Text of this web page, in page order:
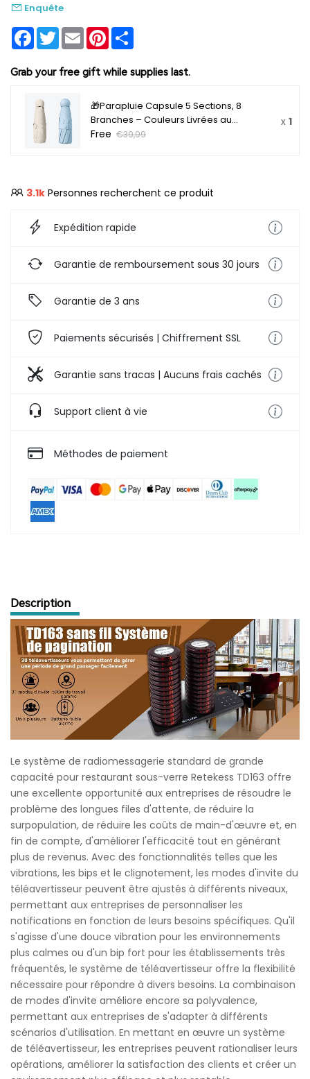
Enquête
Facebook
TwitterEmail Pinterest
Grab your free gift while supplies last.
🎁Parapluie Capsule 5 Sections, 8
Branches – Couleurs Livrées au
Hasard, 18ᵉ Anniversaire 【Cadeau
Free €39,99
x 1
3.1k Personnes recherchent ce produit
Expédition rapide
Garantie de remboursement sous 30 jours
Garantie de 3 ans
Paiements sécurisés | Chiffrement SSL
Garantie sans tracas | Aucuns frais cachés
Support client à vie
Méthodes de paiement
Description
Le système de radiomessagerie standard de grande
capacité pour restaurant sous-verre Retekess TD163 offre
une excellente opportunité aux entreprises de résoudre le
problème des longues files d'attente, de réduire la
surpopulation, de réduire les coûts de main-d'œuvre et, en
fin de compte, d'améliorer l'efficacité tout en générant
plus de revenus. Avec des fonctionnalités telles que les
vibrations, les bips et le clignotement, les modes d'invite du
téléavertisseur peuvent être ajustés à différents niveaux,
permettant aux entreprises de personnaliser les
notifications en fonction de leurs besoins spécifiques. Qu'il
s'agisse d'une douce vibration pour les environnements
plus calmes ou d'un bip fort pour les établissements très
fréquentés, le système de téléavertisseur offre la flexibilité
nécessaire pour répondre à divers besoins. La combinaison
de modes d'invite améliore encore sa polyvalence,
permettant aux entreprises de s'adapter à différents
scénarios d'utilisation. En mettant en œuvre un système
de téléavertisseur, les entreprises peuvent rationaliser leurs
opérations, améliorer la satisfaction des clients et créer un